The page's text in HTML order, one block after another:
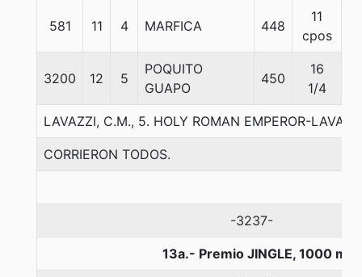
581 11 4 MARFICA 448
11
cpos
3200 12 5
POQUITO
GUAPO
450
16
1/4
LAVAZZI, C.M., 5. HOLY ROMAN EMPEROR-
CORRIERON TODOS.
-3237-
13a.- Premio JINGLE, 1000